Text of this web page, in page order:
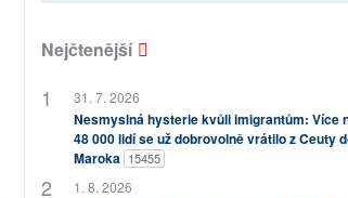
Nejčtenější
31. 7. 2026
Nesmyslná hysterie kvůli imigrantům: Více
48 000 lidí se už dobrovolně vrátilo z Ceuty
Maroka 15455
1. 8. 2026